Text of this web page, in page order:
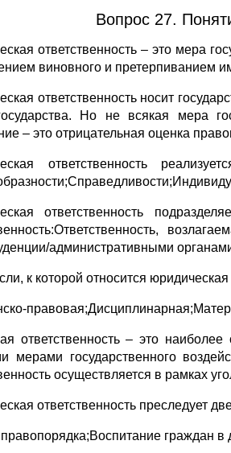
Вопрос 27.
ответственность – это мера
виновного и претерпиванием
ответственность носит
Но не всякая мера
– это отрицательная оценка
ответственность
ответственность
административными
к которой относится
ответственность – это
мерами государственного
осуществляется в рамках
ответственность преследует
граждан в